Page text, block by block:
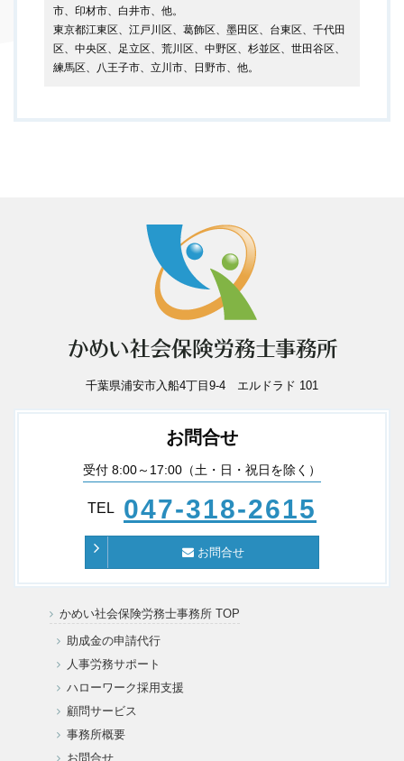
市、印材市、白井市、他。
東京都江東区、江戸川区、葛飾区、墨田区、台東区、千代田
区、中央区、足立区、荒川区、中野区、杉並区、世田谷区、
練馬区、八王子市、立川市、日野市、他。
千葉県浦安市入船4丁目9-4 エルドラド 101
お問合せ
受付 8:00～17:00（土・日・祝日を除く）
TEL 047-318-2615
お問合せ
かめい社会保険労務士事務所 TOP
助成金の申請代行
人事労務サポート
ハローワーク採用支援
顧問サービス
事務所概要
お問合せ